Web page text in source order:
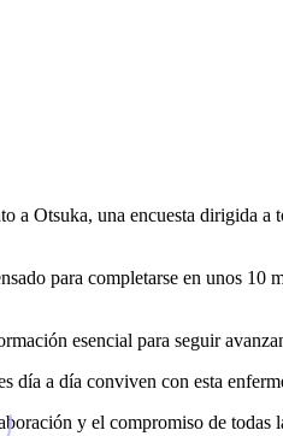
Otsuka, una encuesta dirigida a
para completarse en unos 10
esencial para seguir
día a día conviven con esta
y el compromiso de todas